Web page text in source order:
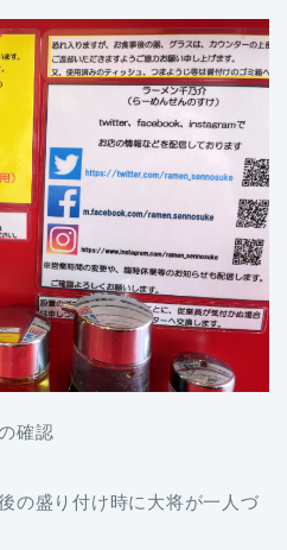
確認
の盛り付け時に大将が一人づ